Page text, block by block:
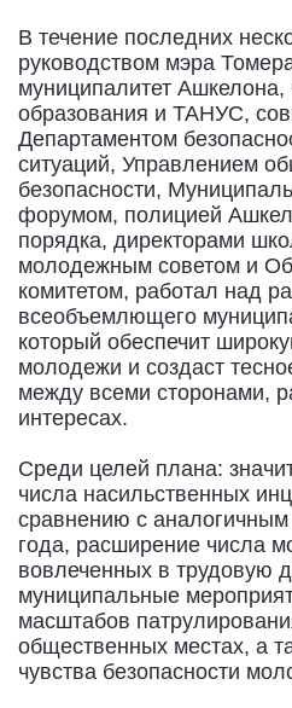
В течение последних
руководством мэра
муниципалитет Ашкелона,
образования и ТАНУС,
Департаментом
ситуаций, Управлением
безопасности,
форумом, полицией
порядка, директорами
молодежным советом и
комитетом, работал над
всеобъемлющего
который обеспечит
молодежи и создаст
между всеми сторонами,
интересах.
Среди целей плана:
числа насильственных
сравнению с
года, расширение числа
вовлеченных в трудовую
муниципальные
масштабов
общественных местах, а
чувства безопасности